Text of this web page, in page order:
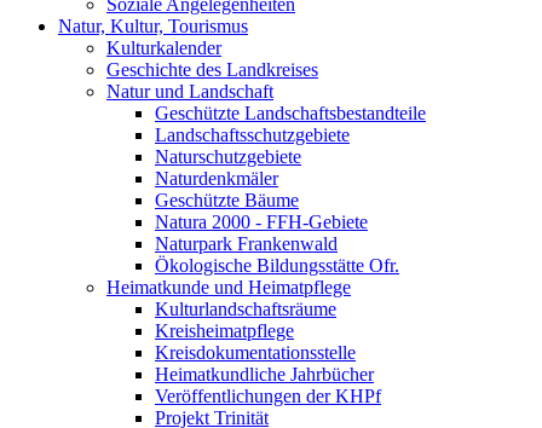
Soziale Angelegenheiten
Natur, Kultur, Tourismus
Kulturkalender
Geschichte des Landkreises
Natur und Landschaft
Geschützte Landschaftsbestandteile
Landschaftsschutzgebiete
Naturschutzgebiete
Naturdenkmäler
Geschützte Bäume
Natura 2000 - FFH-Gebiete
Naturpark Frankenwald
Ökologische Bildungsstätte Ofr.
Heimatkunde und Heimatpflege
Kulturlandschaftsräume
Kreisheimatpflege
Kreisdokumentationsstelle
Heimatkundliche Jahrbücher
Veröffentlichungen der KHPf
Projekt Trinität